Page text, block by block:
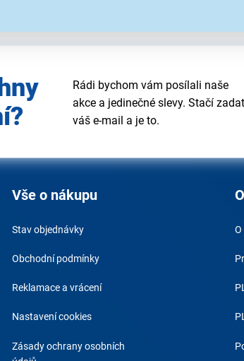
Rádi bychom vám posílali naše
akce a jedinečné slevy. Stačí zadat
váš e-mail a je to.
Vše o nákupu
Stav objednávky
Obchodní podmínky
Reklamace a vrácení
Nastavení cookies
Zásady ochrany osobních
O